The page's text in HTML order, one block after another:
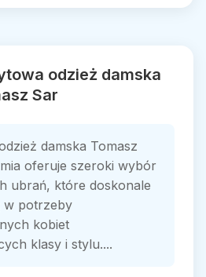
odzież damska
Sar
damska Tomasz
oferuje szeroki wybór
ubrań, które doskonale
w potrzeby
kobiet
klasy i stylu....